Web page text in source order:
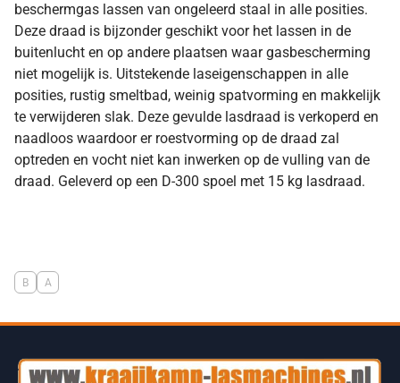
beschermgas lassen van ongeleerd staal in alle posities.
Deze draad is bijzonder geschikt voor het lassen in de
buitenlucht en op andere plaatsen waar gasbescherming
niet mogelijk is. Uitstekende laseigenschappen in alle
posities, rustig smeltbad, weinig spatvorming en makkelijk
te verwijderen slak. Deze gevulde lasdraad is verkoperd en
naadloos waardoor er roestvorming op de draad zal
optreden en vocht niet kan inwerken op de vulling van de
draad. Geleverd op een D-300 spoel met 15 kg lasdraad.
B A